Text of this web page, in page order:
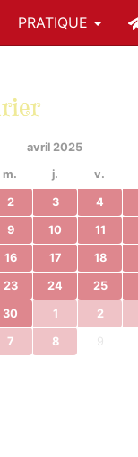
PRATIQUE
avril 2025
m. j. v.
2 3 4
9 10 11
16 17 18
23 24 25
30 1 2
7 8 9